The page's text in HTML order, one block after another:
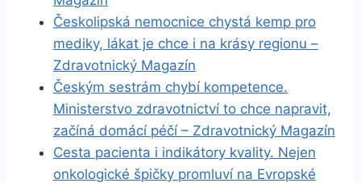
Českolipská nemocnice chystá kemp pro
mediky, lákat je chce i na krásy regionu –
Zdravotnický Magazín
Českým sestrám chybí kompetence.
Ministerstvo zdravotnictví to chce napravit,
začíná domácí péčí – Zdravotnický Magazín
Cesta pacienta i indikátory kvality. Nejen
onkologické špičky promluví na Evropské